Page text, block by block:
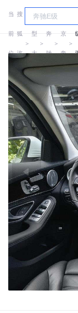
当
前
位
搜
狐
汽
车
＞
车
型
大
＞
奔
驰
＞
京
奔
驰
＞